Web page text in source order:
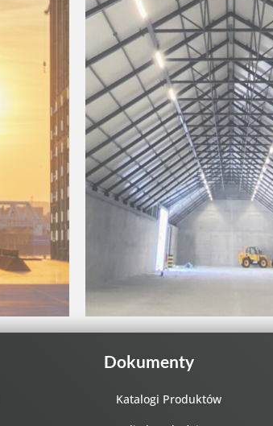
Dokumenty
Katalogi Produktów